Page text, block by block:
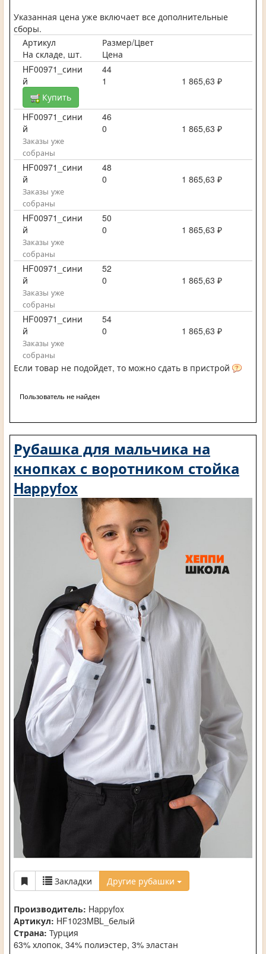
Указанная цена уже включает все дополнительные
сборы.
Артикул
Размер/Цвет
На складе, шт.
Цена
HF00971_сини
й
44
1
1 865,63 ₽
Купить
HF00971_сини
й
46
0
1 865,63 ₽
Заказы уже
собраны
HF00971_сини
й
48
0
1 865,63 ₽
Заказы уже
собраны
HF00971_сини
й
50
0
1 865,63 ₽
Заказы уже
собраны
HF00971_сини
й
52
0
1 865,63 ₽
Заказы уже
собраны
HF00971_сини
й
54
0
1 865,63 ₽
Заказы уже
собраны
Если товар не подойдет, то можно сдать в пристрой
Пользователь не найден
Рубашка для мальчика на
кнопках с воротником стойка
Happyfox
Закладки Другие рубашки
Производитель: Happyfox
Артикул: HF1023MBL_белый
Страна: Турция
63% хлопок, 34% полиэстер, 3% эластан